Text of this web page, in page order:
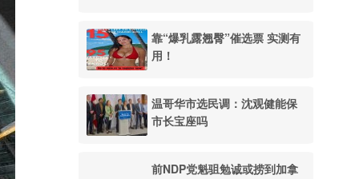
靠“爆乳露翘臀”催选票 实测有
用！
温哥华市选民调：沈观健能保
市长宝座吗
前NDP党魁驵勉诚或捞到加拿